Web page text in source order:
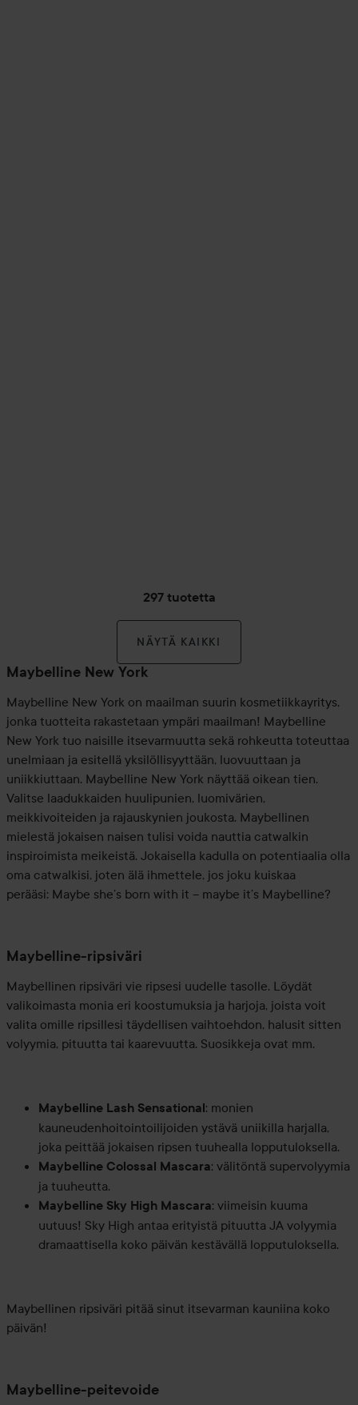
297 tuotetta
NÄYTÄ KAIKKI
Maybelline New York
Maybelline New York on maailman suurin kosmetiikkayritys,
jonka tuotteita rakastetaan ympäri maailman! Maybelline
New York tuo naisille itsevarmuutta sekä rohkeutta toteuttaa
unelmiaan ja esitellä yksilöllisyyttään, luovuuttaan ja
uniikkiuttaan. Maybelline New York näyttää oikean tien.
Valitse laadukkaiden huulipunien, luomivärien,
meikkivoiteiden ja rajauskynien joukosta. Maybellinen
mielestä jokaisen naisen tulisi voida nauttia catwalkin
inspiroimista meikeistä. Jokaisella kadulla on potentiaalia olla
oma catwalkisi, joten älä ihmettele, jos joku kuiskaa
perääsi: Maybe she’s born with it – maybe it’s Maybelline?
Maybelline-ripsiväri
Maybellinen ripsiväri vie ripsesi uudelle tasolle. Löydät
valikoimasta monia eri koostumuksia ja harjoja, joista voit
valita omille ripsillesi täydellisen vaihtoehdon, halusit sitten
volyymia, pituutta tai kaarevuutta. Suosikkeja ovat mm.
Maybelline Lash Sensational: monien
kauneudenhoitointoilijoiden ystävä uniikilla harjalla,
joka peittää jokaisen ripsen tuuhealla lopputuloksella.
Maybelline Colossal Mascara: välitöntä supervolyymia
ja tuuheutta.
Maybelline Sky High Mascara: viimeisin kuuma
uutuus! Sky High antaa erityistä pituutta JA volyymia
dramaattisella koko päivän kestävällä lopputuloksella.
Maybellinen ripsiväri pitää sinut itsevarman kauniina koko
päivän!
Maybelline-peitevoide